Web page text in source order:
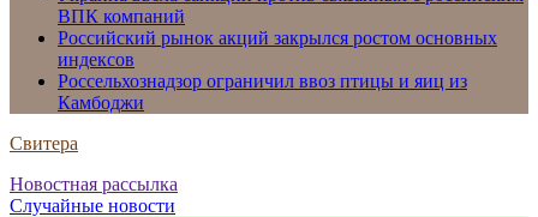
ВПК компаний
Российский рынок акций закрылся ростом основных
индексов
Россельхознадзор ограничил ввоз птицы и яиц из
Камбоджи
Свитера
Новостная рассылка
Случайные новости